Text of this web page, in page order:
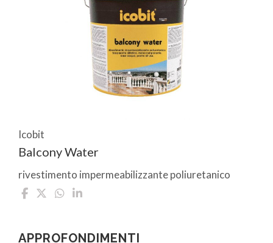
Icobit
Balcony Water
rivestimento impermeabilizzante poliuretanico
APPROFONDIMENTI